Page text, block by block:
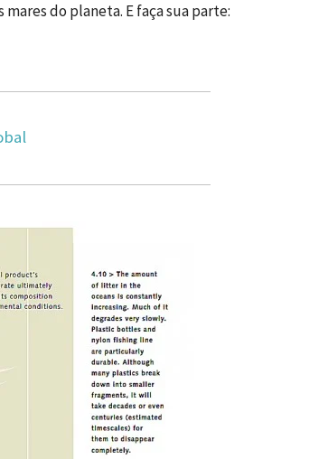
do planeta. E faça sua parte: